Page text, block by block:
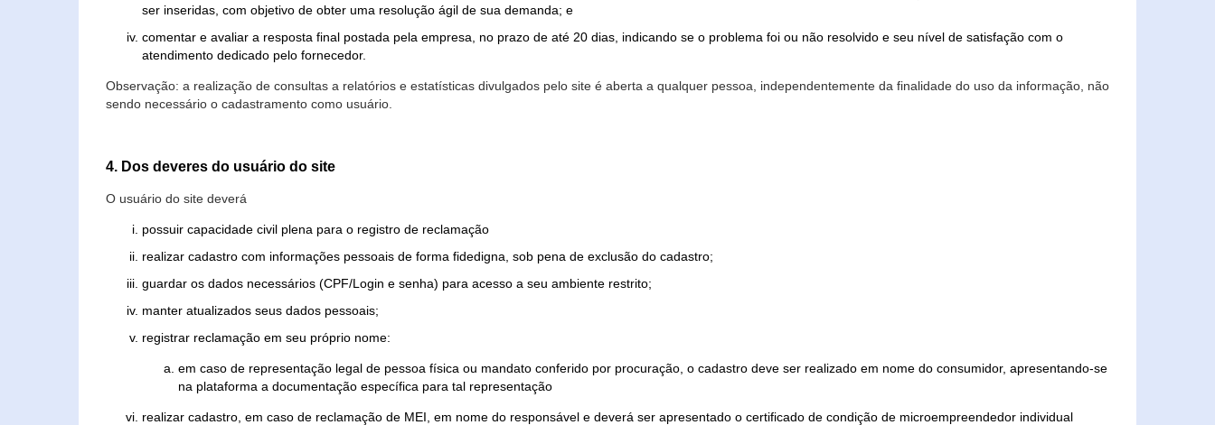
ser inseridas, com objetivo de obter uma resolução ágil de sua demanda; e
comentar e avaliar a resposta final postada pela empresa, no prazo de até 20 dias, indicando se o problema foi ou não resolvido e seu nível de satisfação com o
atendimento dedicado pelo fornecedor.
Observação: a realização de consultas a relatórios e estatísticas divulgados pelo site é aberta a qualquer pessoa, independentemente da finalidade do uso da informação, não
sendo necessário o cadastramento como usuário.
4. Dos deveres do usuário do site
O usuário do site deverá
possuir capacidade civil plena para o registro de reclamação
realizar cadastro com informações pessoais de forma fidedigna, sob pena de exclusão do cadastro;
guardar os dados necessários (CPF/Login e senha) para acesso a seu ambiente restrito;
manter atualizados seus dados pessoais;
registrar reclamação em seu próprio nome:
em caso de representação legal de pessoa física ou mandato conferido por procuração, o cadastro deve ser realizado em nome do consumidor, apresentando-se
na plataforma a documentação específica para tal representação
realizar cadastro, em caso de reclamação de MEI, em nome do responsável e deverá ser apresentado o certificado de condição de microempreendedor individual